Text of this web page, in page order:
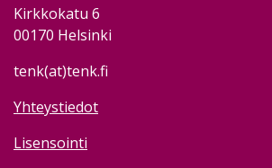
Kirkkokatu 6
00170 Helsinki
tenk(at)tenk.fi
Yhteystiedot
Lisensointi